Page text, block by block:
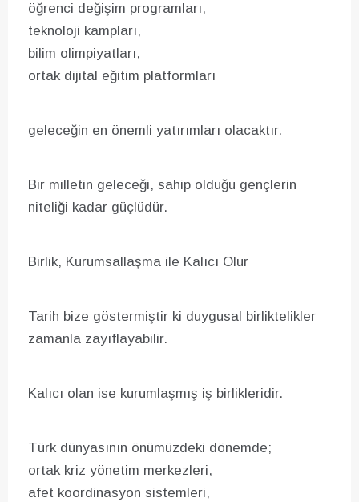
öğrenci değişim programları,
teknoloji kampları,
bilim olimpiyatları,
ortak dijital eğitim platformları
geleceğin en önemli yatırımları olacaktır.
Bir milletin geleceği, sahip olduğu gençlerin
niteliği kadar güçlüdür.
Birlik, Kurumsallaşma ile Kalıcı Olur
Tarih bize göstermiştir ki duygusal birliktelikler
zamanla zayıflayabilir.
Kalıcı olan ise kurumlaşmış iş birlikleridir.
Türk dünyasının önümüzdeki dönemde;
ortak kriz yönetim merkezleri,
afet koordinasyon sistemleri,